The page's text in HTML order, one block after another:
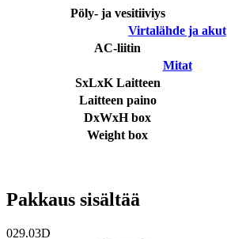
Pöly- ja vesitiiviys
Virtalähde ja akut
AC-liitin
Mitat
SxLxK Laitteen
Laitteen paino
DxWxH box
Weight box
Pakkaus sisältää
029.03D